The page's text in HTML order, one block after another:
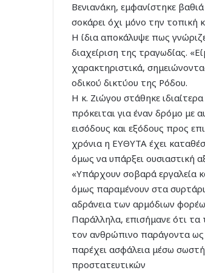
Βενιανάκη, εμφανίστηκε
σοκάρει όχι μόνο την τοπική
Η ίδια αποκάλυψε πως
διαχείριση της τραγωδίας.
χαρακτηριστικά,
οδικού δικτύου της Ρόδου.
Η κ. Ζιώγου στάθηκε
πρόκειται για έναν δρόμο με
εισόδους και εξόδους προς
χρόνια η ΕΥΘΥΤΑ έχει
όμως να υπάρξει ουσιαστική
«Υπάρχουν σοβαρά εργαλεία
όμως παραμένουν στα
αδράνεια των αρμόδιων
Παράλληλα, επισήμανε ότι τα
τον ανθρώπινο παράγοντα ως
παρέχει ασφάλεια μέσω
προστατευτικών